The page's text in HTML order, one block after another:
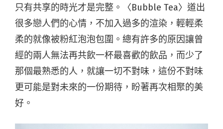
只有共享的時光才是完整。〈Bubble Tea〉道出
很多戀人們的心情，不加入過多的渲染，輕輕柔
柔的就像被粉紅泡泡包圍。總有許多的原因讓曾
經的兩人無法再共飲一杯最喜歡的飲品，而少了
那個最熟悉的人，就讓一切不對味，這份不對味
更可能是對未來的一份期待，盼著再次相聚的美
好。